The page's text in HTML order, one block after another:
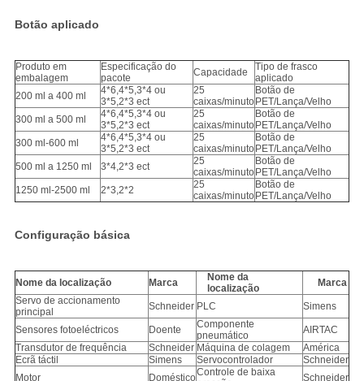
Botão aplicado
Produto em
embalagem
Especificação do
pacote
Capacidade
Tipo de frasco
aplicado
200 ml a 400 ml
4*6,4*5,3*4 ou
3*5,2*3 ect
25
caixas/minuto
Botão de
PET/Lança/Velho
300 ml a 500 ml
4*6,4*5,3*4 ou
3*5,2*3 ect
25
caixas/minuto
Botão de
PET/Lança/Velho
300 ml-600 ml
4*6,4*5,3*4 ou
3*5,2*3 ect
25
caixas/minuto
Botão de
PET/Lança/Velho
500 ml a 1250 ml
3*4,2*3 ect
25
caixas/minuto
Botão de
PET/Lança/Velho
1250 ml-2500 ml
2*3,2*2
25
caixas/minuto
Botão de
PET/Lança/Velho
Configuração básica
Nome da localização Marca
Nome da
localização
Marca
Servo de accionamento
principal
Schneider PLC Simens
Sensores fotoeléctricos Doente
Componente
pneumático
AIRTAC
Transdutor de frequência
Schneider Máquina de colagem
América
Ecrã táctil
Simens Servocontrolador
Schneider
Motor
DomésticoControle de baixa
Schneider